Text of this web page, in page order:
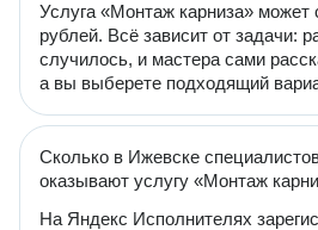
Услуга «Монтаж карниза» может
рублей. Всё зависит от задачи:
случилось, и мастера сами
а вы выберете подходящий
Сколько в Ижевске
оказывают услугу «Монтаж
На Яндекс Исполнителях